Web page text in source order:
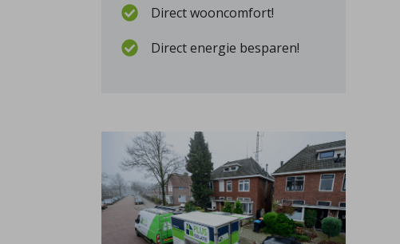
Direct wooncomfort!
Direct energie besparen!